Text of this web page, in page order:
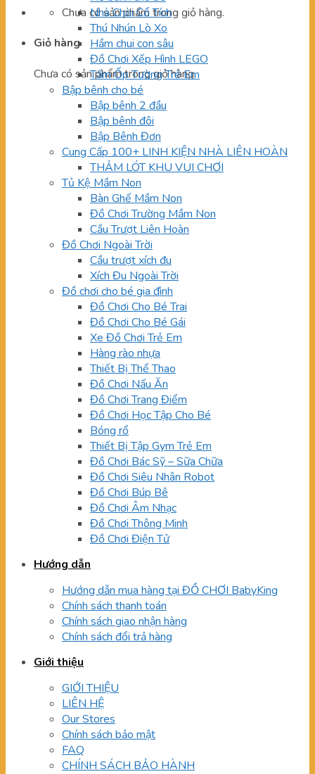
Chưa có sản phẩm trong giỏ hàng.
Giỏ hàng
Chưa có sản phẩm trong giỏ hàng.
Nhà Chòi Cổ Tích
Thú Nhún Lò Xo
Hầm chui con sâu
Đồ Chơi Xếp Hình LEGO
Tấm Ốp Tường Trẻ Em
Bập bênh cho bé
Bập bênh 2 đầu
Bập bênh đôi
Bập Bênh Đơn
Cung Cấp 100+ LINH KIỆN NHÀ LIÊN HOÀN
THẢM LÓT KHU VUI CHƠI
Tủ Kệ Mầm Non
Bàn Ghế Mầm Non
Đồ Chơi Trường Mầm Non
Cầu Trượt Liên Hoàn
Đồ Chơi Ngoài Trời
Cầu trượt xích đu
Xích Đu Ngoài Trời
Đồ chơi cho bé gia đình
Đồ Chơi Cho Bé Trai
Đồ Chơi Cho Bé Gái
Xe Đồ Chơi Trẻ Em
Hàng rào nhựa
Thiết Bị Thể Thao
Đồ Chơi Nấu Ăn
Đồ Chơi Trang Điểm
Đồ Chơi Học Tập Cho Bé
Bóng rổ
Thiết Bị Tập Gym Trẻ Em
Đồ Chơi Bác Sỹ – Sữa Chữa
Đồ Chơi Siêu Nhân Robot
Đồ Chơi Búp Bê
Đồ Chơi Âm Nhạc
Đồ Chơi Thông Minh
Đồ Chơi Điện Tử
Hướng dẫn
Hướng dẫn mua hàng tại ĐỒ CHƠI BabyKing
Chính sách thanh toán
Chính sách giao nhận hàng
Chính sách đổi trả hàng
Giới thiệu
GIỚI THIỆU
LIÊN HỆ
Our Stores
Chính sách bảo mật
FAQ
CHÍNH SÁCH BẢO HÀNH